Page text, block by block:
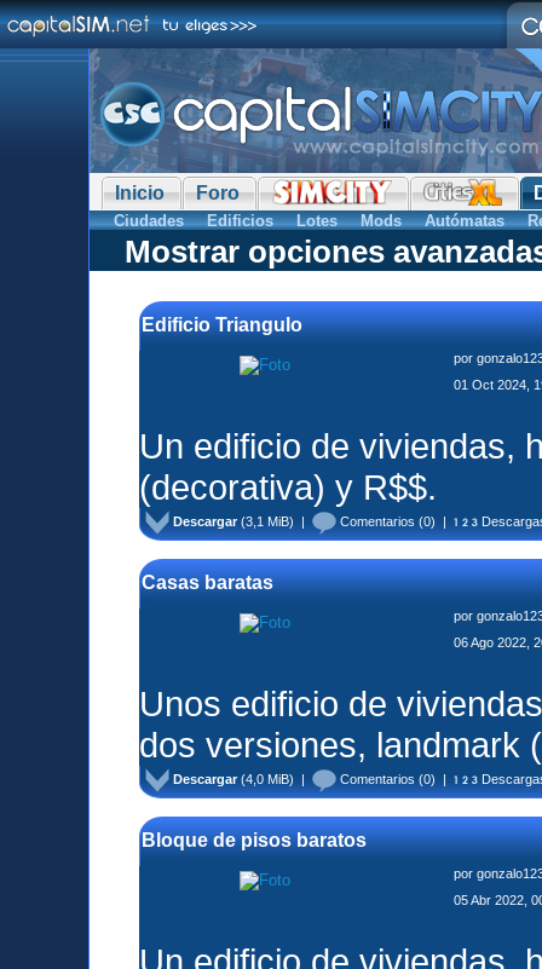
Inicio Foro
Ciudades Edificios Lotes Mods Autómatas
Mostrar opciones
Edificio Triangulo
por
01 Oct 2024,
Un edificio de viviendas,
(decorativa) y R$$.
Descargar(3,1 MiB) | Comentarios (0) |
Casas baratas
por
06 Ago 2022,
Unos edificio de
dos versiones, landmark
Descargar(4,0 MiB) | Comentarios (0) |
Bloque de pisos baratos
por
05 Abr 2022,
Un edificio de viviendas,